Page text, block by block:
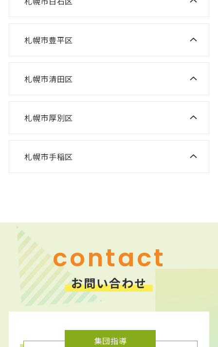
ニスコ進学スクール 新琴似教室
ニスコ進学スクール 北郷教室
札幌市豊平区
ニスコパーソナル 福住教室
札幌市清田区
ニスコ進学スクール 平岡緑教室
ニスコ進学スクール 平岡中央教室
札幌市厚別区
ニスコ進学スクール 森林公園教室
ニスコパーソナル 平岡公園教室
札幌市手稲区
contact
お問い合わせ
集団指導